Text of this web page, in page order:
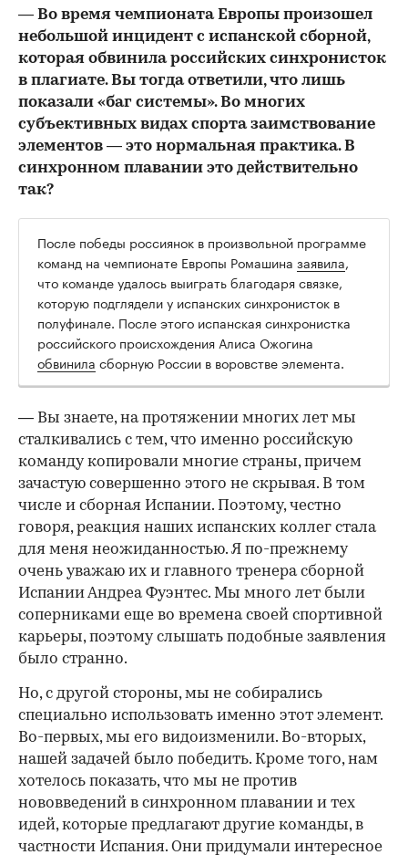
— Во время чемпионата Европы произошел
небольшой инцидент с испанской сборной,
которая обвинила российских синхронисток
в плагиате. Вы тогда ответили, что лишь
показали «баг системы». Во многих
субъективных видах спорта заимствование
элементов — это нормальная практика. В
синхронном плавании это действительно
так?
После победы россиянок в произвольной программе
команд на чемпионате Европы Ромашина заявила,
что команде удалось выиграть благодаря связке,
которую подглядели у испанских синхронисток в
полуфинале. После этого испанская синхронистка
российского происхождения Алиса Ожогина
обвинила сборную России в воровстве элемента.
— Вы знаете, на протяжении многих лет мы
сталкивались с тем, что именно российскую
команду копировали многие страны, причем
зачастую совершенно этого не скрывая. В том
числе и сборная Испании. Поэтому, честно
говоря, реакция наших испанских коллег стала
для меня неожиданностью. Я по-прежнему
очень уважаю их и главного тренера сборной
Испании Андреа Фуэнтес. Мы много лет были
соперниками еще во времена своей спортивной
карьеры, поэтому слышать подобные заявления
было странно.
Но, с другой стороны, мы не собирались
специально использовать именно этот элемент.
Во-первых, мы его видоизменили. Во-вторых,
нашей задачей было победить. Кроме того, нам
хотелось показать, что мы не против
нововведений в синхронном плавании и тех
идей, которые предлагают другие команды, в
частности Испания. Они придумали интересное